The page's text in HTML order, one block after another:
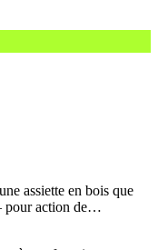
assiette en bois que
pour action de…